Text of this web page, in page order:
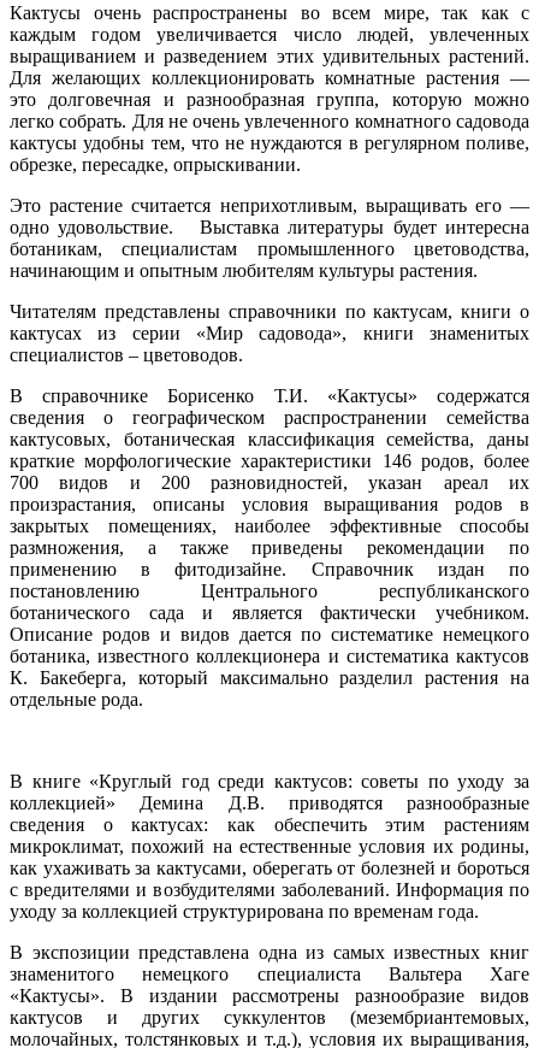
Кактусы очень распространены во всем мире, так как с
каждым годом увеличивается число людей, увлеченных
выращиванием и разведением этих удивительных растений.
Для желающих коллекционировать комнатные растения —
это долговечная и разнообразная группа, которую можно
легко собрать. Для не очень увлеченного комнатного садовода
кактусы удобны тем, что не нуждаются в регулярном поливе,
обрезке, пересадке, опрыскивании.
Это растение считается неприхотливым, выращивать его —
одно удовольствие. Выставка литературы будет интересна
ботаникам, специалистам промышленного цветоводства,
начинающим и опытным любителям культуры растения.
Читателям представлены справочники по кактусам, книги о
кактусах из серии «Мир садовода», книги знаменитых
специалистов – цветоводов.
В справочнике Борисенко Т.И. «Кактусы» содержатся
сведения о географическом распространении семейства
кактусовых, ботаническая классификация семейства, даны
краткие морфологические характеристики 146 родов, более
700 видов и 200 разновидностей, указан ареал их
произрастания, описаны условия выращивания родов в
закрытых помещениях, наиболее эффективные способы
размножения, а также приведены рекомендации по
применению в фитодизайне. Справочник издан по
постановлению Центрального республиканского
ботанического сада и является фактически учебником.
Описание родов и видов дается по систематике немецкого
ботаника, известного коллекционера и систематика кактусов
К. Бакеберга, который максимально разделил растения на
отдельные рода.
В книге «Круглый год среди кактусов: советы по уходу за
коллекцией» Демина Д.В. приводятся разнообразные
сведения о кактусах: как обеспечить этим растениям
микроклимат, похожий на естественные условия их родины,
как ухаживать за кактусами, оберегать от болезней и бороться
с вредителями и возбудителями заболеваний. Информация по
уходу за коллекцией структурирована по временам года.
В экспозиции представлена одна из самых известных книг
знаменитого немецкого специалиста Вальтера Хаге
«Кактусы». В издании рассмотрены разнообразие видов
кактусов и других суккулентов (мезембриантемовых,
молочайных, толстянковых и т.д.), условия их выращивания,